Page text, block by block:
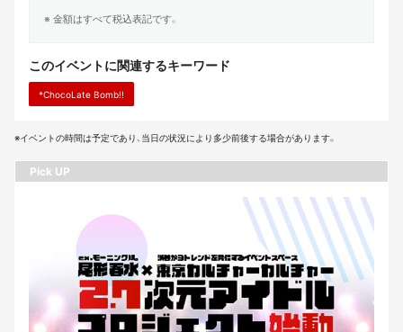
※ 金額はすべて税込表記です。
このイベントに関連するキーワード
*ChocoLate Bomb!!
※イベントの時間は予定であり、当日の状況により多少前後する場合があります。
Pick UP